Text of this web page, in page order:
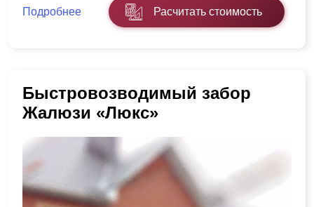
Подробнее Расчитать стоимость
Быстровозводимый забор
Жалюзи «Люкс»